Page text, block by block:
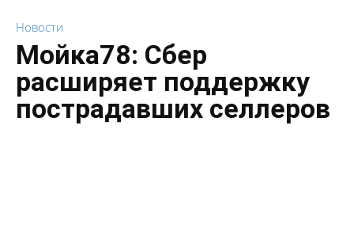
Новости
Мойка78: Сбер
расширяет поддержку
пострадавших селлеров